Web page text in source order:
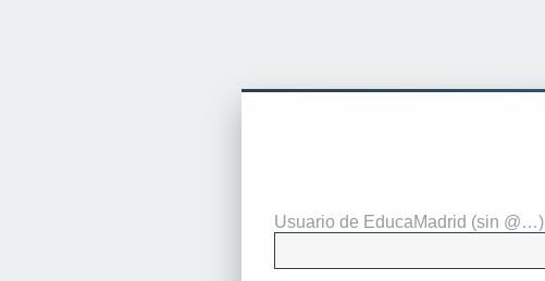
Identificarse
Usuario de EducaMadrid (sin @…)